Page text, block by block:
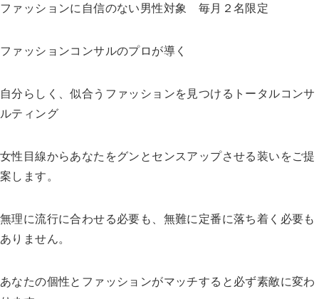
ファッションに自信のない男性対象 毎月２名限定
ファッションコンサルのプロが導く
自分らしく、似合うファッションを見つけるトータルコンサ
ルティング
女性目線からあなたをグンとセンスアップさせる装いをご提
案します。
無理に流行に合わせる必要も、無難に定番に落ち着く必要も
ありません。
あなたの個性とファッションがマッチすると必ず素敵に変わ